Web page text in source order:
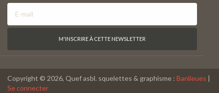
Copyright © 2026, Quef asbl. squelettes & graphisme : Banlieues |
Se connecter